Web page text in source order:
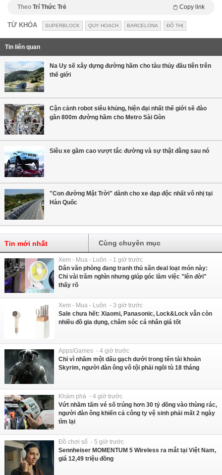
Theo Trí Thức Trẻ Copy link
TỪ KHÓA SUPERBLOCK QUY HOẠCH BARCELONA ĐÔ THỊ
Tin liên quan
Na Uy sẽ xây dựng đường hầm cho tàu thủy đầu tiên trên
thế giới
Cận cảnh robot siêu khủng, hiện đại nhất thế giới sẽ đào
gần 800m đường hầm cho Metro Sài Gòn
Siêu xe gầm cao vượt tắc đường và sự thật đằng sau nó
"Con đường Mặt Trời" dành cho xe đạp độc nhất vô nhị tại
Hàn Quốc
Tin mới nhất Cùng chuyên mục
Xem - Mua - Luôn - 1 giờ trước
Dân văn phòng đang tranh thủ săn deal loạt món này:
Chỉ vài trăm nghìn nhưng giúp góc làm việc "lên đời"
thấy rõ
Xem - Mua - Luôn - 3 giờ trước
Sale chưa hết: Xiaomi, Panasonic, Lock&Lock vẫn còn
nhiều đồ gia dụng, chăm sóc cá nhân giá tốt
Apps/Games - 4 giờ trước
Chỉ vì nhầm một dấu gạch dưới trong tên tài khoản
Skyrim, người đàn ông vô tội phải ngồi tù 18 tháng
Khám phá - 4 giờ trước
Vứt nhầm tấm vé số trúng hơn 30 tỷ đồng vào thùng rác,
người đàn ông khiến cả công ty vệ sinh phải mất 2 ngày
tìm lại
Đồ chơi số - 5 giờ trước
Sennheiser MOMENTUM 5 Wireless ra mắt tại Việt Nam,
giá 12,49 triệu đồng